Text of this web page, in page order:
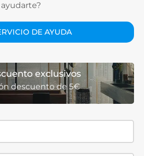
DE AYUDA
exclusivos
descuento de 5€